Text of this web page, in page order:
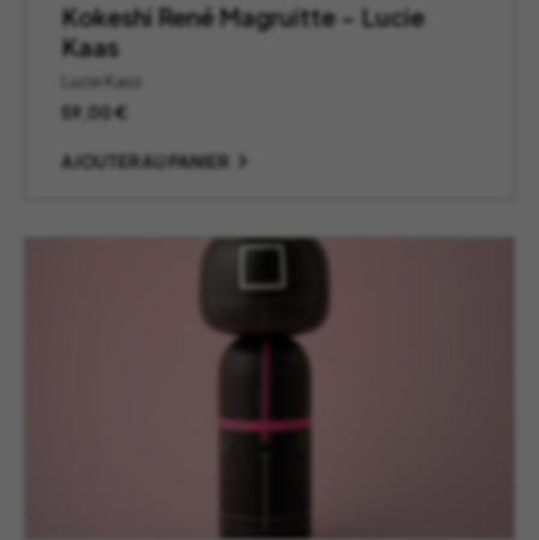
Kokeshi René Magruitte – Lucie
Kaas
Lucie Kass
59,00€
AJOUTER AU PANIER